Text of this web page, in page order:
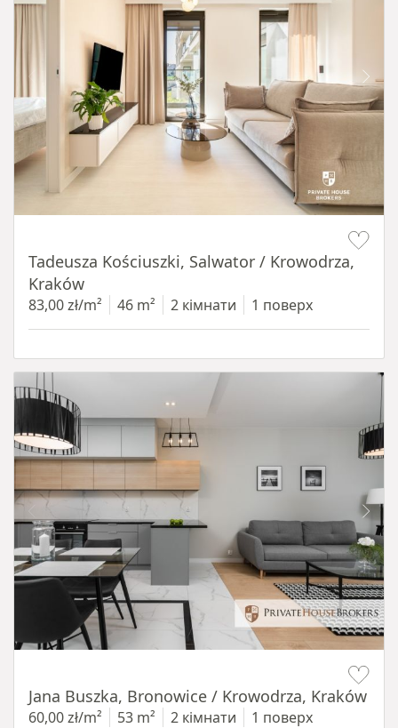
Tadeusza Kościuszki, Salwator / Krowodrza,
Kraków
83,00 zł/m² 46 m² 2 кімнати 1 поверх
Jana Buszka, Bronowice / Krowodrza, Kraków
60,00 zł/m² 53 m² 2 кімнати 1 поверх